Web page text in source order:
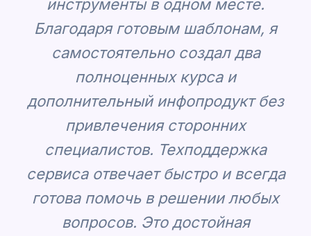
инструменты в одном месте.
Благодаря готовым шаблонам, я
самостоятельно создал два
полноценных курса и
дополнительный инфопродукт без
привлечения сторонних
специалистов. Техподдержка
сервиса отвечает быстро и всегда
готова помочь в решении любых
вопросов. Это достойная